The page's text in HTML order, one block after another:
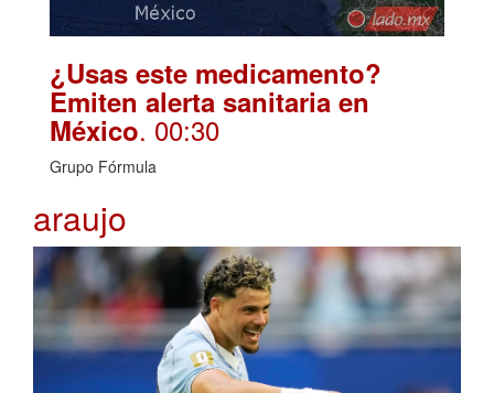
¿Usas este medicamento?
Emiten alerta sanitaria en
México. 00:30
Grupo Fórmula
araujo